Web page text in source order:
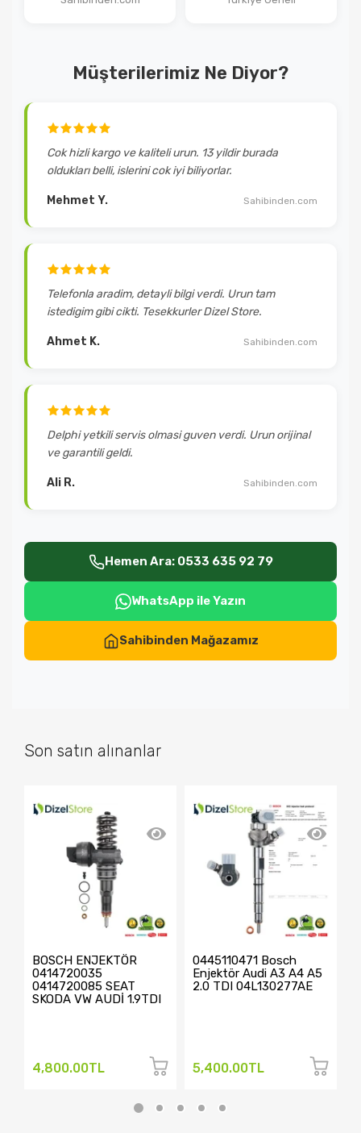
Müşterilerimiz Ne Diyor?
Cok hizli kargo ve kaliteli urun. 13 yildir burada
oldukları belli, islerini cok iyi biliyorlar.
Mehmet Y. Sahibinden.com
Telefonla aradim, detayli bilgi verdi. Urun tam
istedigim gibi cikti. Tesekkurler Dizel Store.
Ahmet K. Sahibinden.com
Delphi yetkili servis olmasi guven verdi. Urun orijinal
ve garantili geldi.
Ali R. Sahibinden.com
Hemen Ara: 0533 635 92 79
WhatsApp ile Yazın
Sahibinden Mağazamız
Son satın alınanlar
BOSCH ENJEKTÖR
0414720035
0414720085 SEAT
SKODA VW AUDİ 1.9TDI
4,800.00TL
0445110471 Bosch
Enjektör Audi A3 A4 A5
2.0 TDI 04L130277AE
5,400.00TL